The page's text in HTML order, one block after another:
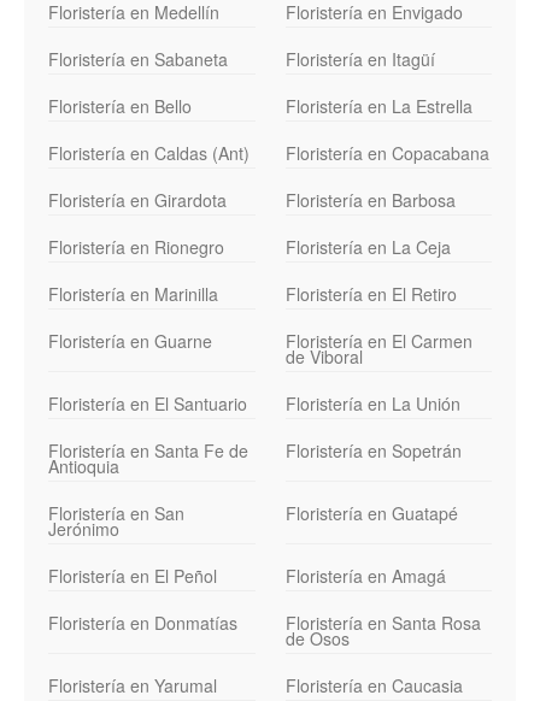
Floristería en Medellín
Floristería en Envigado
Floristería en Sabaneta
Floristería en Itagüí
Floristería en Bello
Floristería en La Estrella
Floristería en Caldas (Ant)
Floristería en Copacabana
Floristería en Girardota
Floristería en Barbosa
Floristería en Rionegro
Floristería en La Ceja
Floristería en Marinilla
Floristería en El Retiro
Floristería en Guarne
Floristería en El Carmen
de Viboral
Floristería en El Santuario
Floristería en La Unión
Floristería en Santa Fe de
Antioquia
Floristería en Sopetrán
Floristería en San
Jerónimo
Floristería en Guatapé
Floristería en El Peñol
Floristería en Amagá
Floristería en Donmatías
Floristería en Santa Rosa
de Osos
Floristería en Yarumal
Floristería en Caucasia